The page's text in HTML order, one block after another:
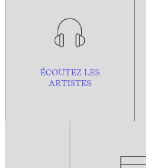
ÉCOUTEZ LES
ARTISTES